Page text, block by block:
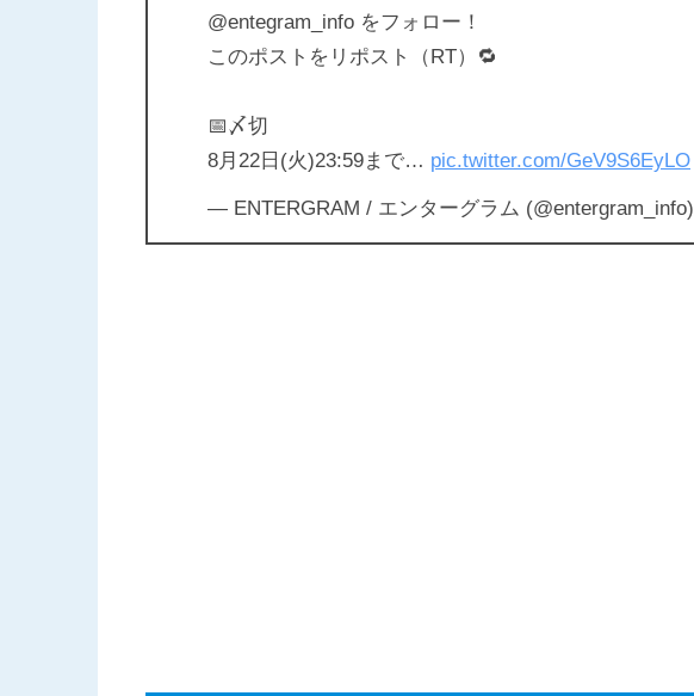
@entegram_info をフォロー！
このポストをリポスト（RT）🔁
📅〆切
8月22日(火)23:59まで… pic.twitter.com/GeV9S6EyLO
— ENTERGRAM / エンターグラム (@entergram_info)